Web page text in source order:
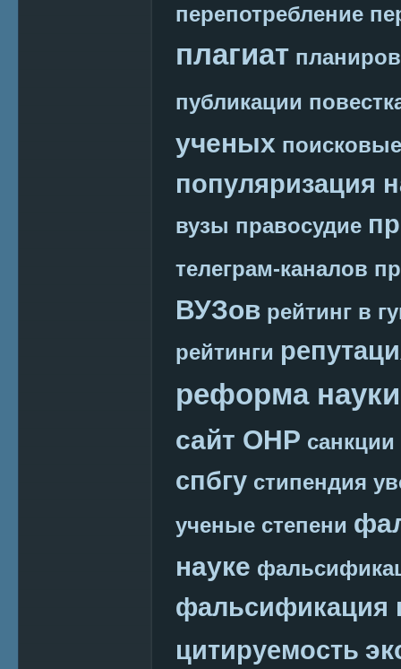
перепотребление
плагиат
публикации
ученых
популяризация
вузы правосудие
телеграм-каналов
ВУЗов рейтинг в
рейтинги
реформа науки
сайт ОНР санкции
спбгу стипендия
ученые степени
науке
фальсификация
цитируемость